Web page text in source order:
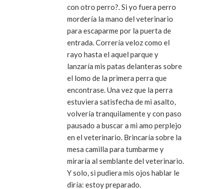
con otro perro?. Si yo fuera perro
mordería la mano del veterinario
para escaparme por la puerta de
entrada. Correría veloz como el
rayo hasta el aquel parque y
lanzaría mis patas delanteras sobre
el lomo de la primera perra que
encontrase. Una vez que la perra
estuviera satisfecha de mi asalto,
volvería tranquilamente y con paso
pausado a buscar a mi amo perplejo
en el veterinario. Brincaría sobre la
mesa camilla para tumbarme y
miraría al semblante del veterinario.
Y solo, si pudiera mis ojos hablar le
diría: estoy preparado.